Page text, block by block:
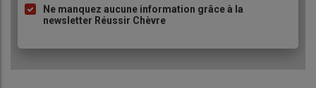
Ne manquez aucune information grâce à la
newsletter Réussir Chèvre